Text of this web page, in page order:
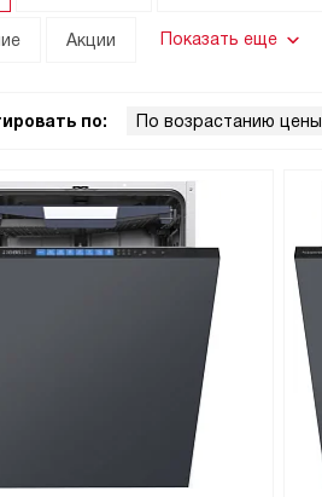
Акции Показать еще
по: По возрастанию цены